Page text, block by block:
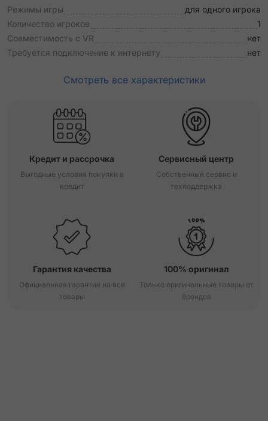
Режимы игры
для одного игрока
Количество игроков
1
Совместимость с VR
нет
Требуется подключение к интернету
нет
Смотреть все характеристики
Кредит и рассрочка
Выгодные условия покупки в
кредит
Сервисный центр
Собственный сервис и
техподдержка
Гарантия качества
Официальная гарантия на все
товары
100% оригинал
Только оригинальные товары от
брендов